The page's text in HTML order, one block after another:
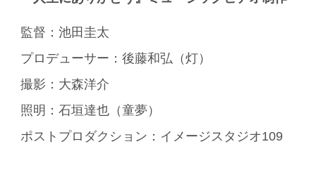
監督：池田圭太
プロデューサー：後藤和弘（灯）
撮影：大森洋介
照明：石垣達也（童夢）
ポストプロダクション：イメージスタジオ109